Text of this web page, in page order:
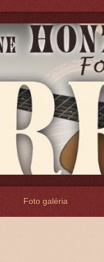
Foto galéria